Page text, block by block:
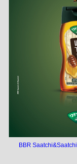
BBR Saatchi&Saatchi